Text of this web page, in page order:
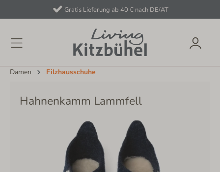
Gratis Lieferung ab 40 € nach DE/AT
Damen Filzhausschuhe
Hahnenkamm Lammfell